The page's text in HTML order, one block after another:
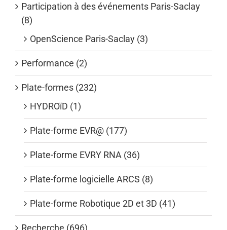
Participation à des événements Paris-Saclay
(8)
OpenScience Paris-Saclay (3)
Performance (2)
Plate-formes (232)
HYDROïD (1)
Plate-forme EVR@ (177)
Plate-forme EVRY RNA (36)
Plate-forme logicielle ARCS (8)
Plate-forme Robotique 2D et 3D (41)
Recherche (696)